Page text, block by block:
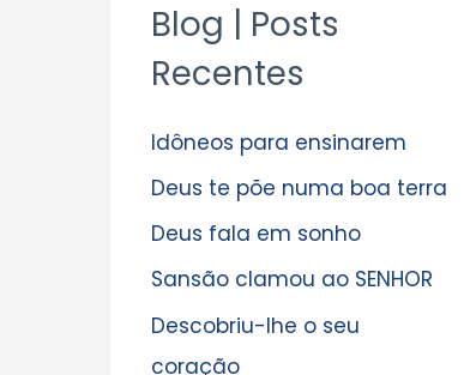
Blog | Posts
Recentes
Idôneos para ensinarem
Deus te põe numa boa terra
Deus fala em sonho
Sansão clamou ao SENHOR
Descobriu-lhe o seu
coração